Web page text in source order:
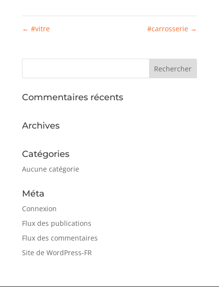
← #vitre #carrosserie →
Commentaires récents
Archives
Catégories
Aucune catégorie
Méta
Connexion
Flux des publications
Flux des commentaires
Site de WordPress-FR